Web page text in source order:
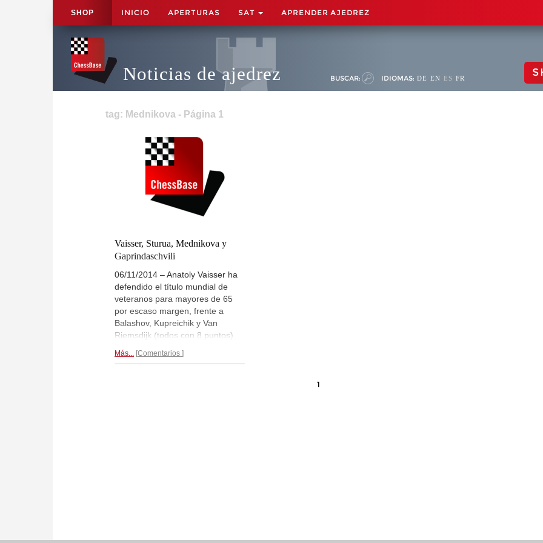
SHOP INICIO APERTURAS SAT APRENDER AJEDREZ
Noticias de ajedrez BUSCAR: IDIOMAS: DE EN ES FR
tag: Mednikova - Página 1
Vaisser, Sturua, Mednikova y
Gaprindaschvili
06/11/2014 – Anatoly Vaisser ha
defendido el título mundial de
veteranos para mayores de 65
por escaso margen, frente a
Balashov, Kupreichik y Van
Riemsdijk (todos con 8 puntos)
coronado campeón Zurab Sturua,
Más... Comentarios
1